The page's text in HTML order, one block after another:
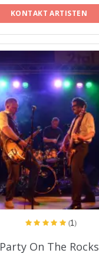
KONTAKT ARTISTEN
(1)
Party On The Rocks